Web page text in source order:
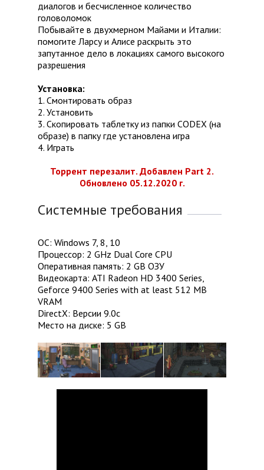
диалогов и бесчисленное количество
головоломок
Побывайте в двухмерном Майами и Италии:
помогите Ларсу и Алисе раскрыть это
запутанное дело в локациях самого высокого
разрешения
Установка:
1. Смонтировать образ
2. Установить
3. Скопировать таблетку из папки CODEX (на
образе) в папку где установлена игра
4. Играть
Торрент перезалит. Добавлен Part 2.
Обновлено 05.12.2020 г.
Системные требования
ОС: Windows 7, 8, 10
Процессор: 2 GHz Dual Core CPU
Оперативная память: 2 GB ОЗУ
Видеокарта: ATI Radeon HD 3400 Series,
Geforce 9400 Series with at least 512 MB
VRAM
DirectX: Версии 9.0c
Место на диске: 5 GB